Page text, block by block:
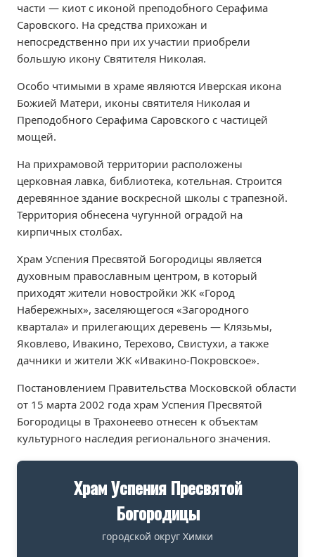
части — киот с иконой преподобного Серафима
Саровского. На средства прихожан и
непосредственно при их участии приобрели
большую икону Святителя Николая.
Особо чтимыми в храме являются Иверская икона
Божией Матери, иконы святителя Николая и
Преподобного Серафима Саровского с частицей
мощей.
На прихрамовой территории расположены
церковная лавка, библиотека, котельная. Строится
деревянное здание воскресной школы с трапезной.
Территория обнесена чугунной оградой на
кирпичных столбах.
Храм Успения Пресвятой Богородицы является
духовным православным центром, в который
приходят жители новостройки ЖК «Город
Набережных», заселяющегося «Загородного
квартала» и прилегающих деревень — Клязьмы,
Яковлево, Ивакино, Терехово, Свистухи, а также
дачники и жители ЖК «Ивакино-Покровское».
Постановлением Правительства Московской области
от 15 марта 2002 года храм Успения Пресвятой
Богородицы в Трахонеево отнесен к объектам
культурного наследия регионального значения.
Храм Успения Пресвятой
Богородицы
городской округ Химки